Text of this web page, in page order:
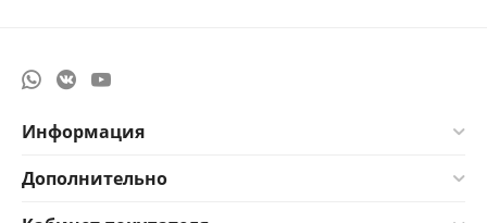
Информация
Дополнительно